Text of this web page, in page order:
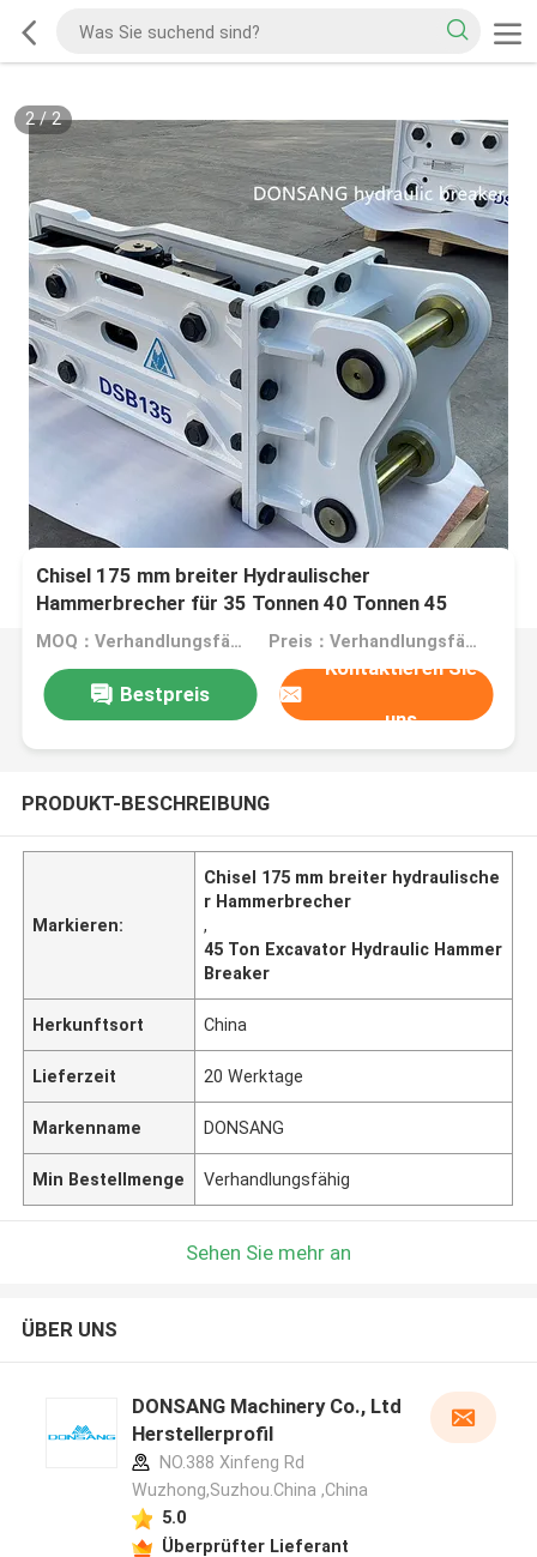
2/2
Chisel 175 mm breiter Hydraulischer
Hammerbrecher für 35 Tonnen 40 Tonnen 45
Tonnen Bagger
MOQ：Verhandlungsfähig Preis：Verhandlungsfähig
Bestpreis
Kontaktieren Sie
uns
PRODUKT-BESCHREIBUNG
Markieren:
Chisel 175 mm breiter hydraulische
r Hammerbrecher
,
45 Ton Excavator Hydraulic Hammer
Breaker
Herkunftsort China
Lieferzeit 20 Werktage
Markenname DONSANG
Min Bestellmenge Verhandlungsfähig
Sehen Sie mehr an
ÜBER UNS
DONSANG Machinery Co., Ltd
Herstellerprofil
NO.388 Xinfeng Rd
Wuzhong,Suzhou.China ,China
5.0
Überprüfter Lieferant